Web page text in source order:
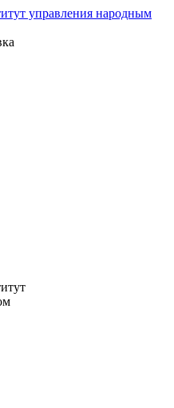
управления народным